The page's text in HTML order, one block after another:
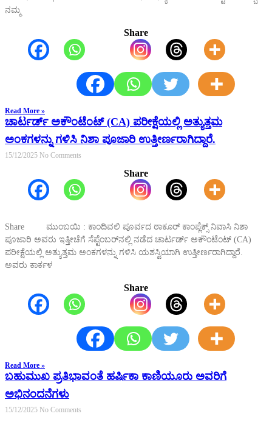
ನಮ್ಮ
Share
Read More »
ಚಾರ್ಟರ್ಡ್ ಅಕೌಂಟೆಂಟ್ (CA) ಪರೀಕ್ಷೆಯಲ್ಲಿ ಅತ್ಯುತ್ತಮ
ಅಂಕಗಳನ್ನು ಗಳಿಸಿ ನಿಶಾ ಪೂಜಾರಿ ಉತ್ತೀರ್ಣರಾಗಿದ್ದಾರೆ.
15/12/2025 No Comments
Share
Share ಮುಂಬಯಿ : ಕಾಂದಿವಲಿ ಪೂರ್ವದ ಠಾಕೂರ್ ಕಾಂಪ್ಲೆಕ್ಸ್ ನಿವಾಸಿ ನಿಶಾ
ಪೂಜಾರಿ ಅವರು ಇತ್ತೀಚೆಗೆ ಸೆಪ್ಟೆಂಬರ್‌ನಲ್ಲಿ ನಡೆದ ಚಾರ್ಟರ್ಡ್ ಅಕೌಂಟೆಂಟ್ (CA)
ಪರೀಕ್ಷೆಯಲ್ಲಿ ಅತ್ಯುತ್ತಮ ಅಂಕಗಳನ್ನು ಗಳಿಸಿ ಯಶಸ್ವಿಯಾಗಿ ಉತ್ತೀರ್ಣರಾಗಿದ್ದಾರೆ.
ಅವರು ಕಾರ್ಕಳ
Share
Read More »
ಬಹುಮುಖ ಪ್ರತಿಭಾವಂತೆ ಹರ್ಷಿಕಾ ಕಾಣಿಯೂರು ಅವರಿಗೆ
ಅಭಿನಂದನೆಗಳು
15/12/2025 No Comments